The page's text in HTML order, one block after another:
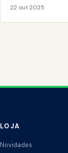
22 out 2025
LOJA
Novidades